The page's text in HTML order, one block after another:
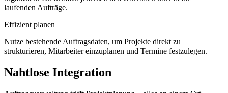
laufenden Aufträge.
Effizient planen
Nutze bestehende Auftragsdaten, um Projekte direkt zu
strukturieren, Mitarbeiter einzuplanen und Termine festzulegen.
Nahtlose Integration